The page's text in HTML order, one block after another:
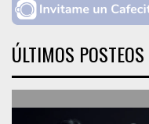
ÚLTIMOS POSTEOS